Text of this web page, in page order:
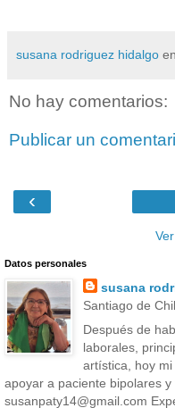
susana rodriguez hidalgo en
No hay comentarios:
Publicar un
‹
Datos personales
susana
Santiago de
Después de
laborales,
artística, hoy
apoyar a paciente bipolares
susanpaty14@gmail.com